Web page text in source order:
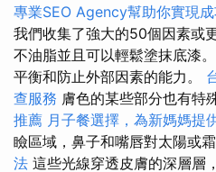
專業SEO Agency幫助你實現
我們收集了強大的50個因素或
不油脂並且可以輕鬆塗抹底漆
平衡和防止外部因素的能力。
查服務 膚色的某些部分也有特
推薦 月子餐選擇，為新媽媽提
瞼區域，鼻子和嘴唇對太陽或
法 這些光線穿透皮膚的深層層